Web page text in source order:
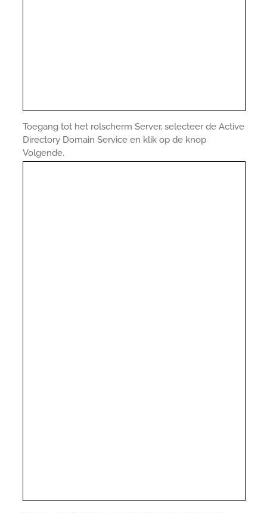
Toegang tot het rolscherm Server, selecteer de Active
Directory Domain Service en klik op de knop
Volgende.